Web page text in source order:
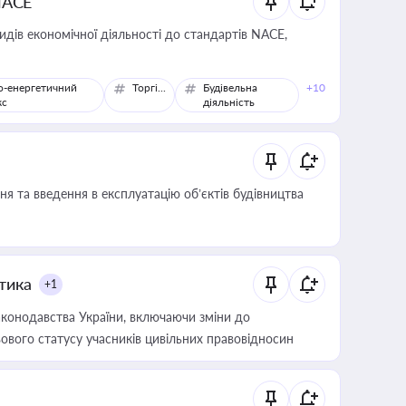
економічної діяльності до стандартів NACE,
енергетичний
Торгівля
Будівельна
діяльність
+10
введення в експлуатацію об’єктів будівництва
+1
України, включаючи зміни до
статусу учасників цивільних правовідносин